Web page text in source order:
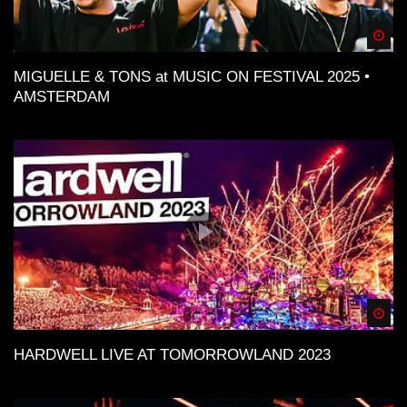
MIGUELLE & TONS at MUSIC ON FESTIVAL 2025 •
AMSTERDAM
HARDWELL LIVE AT TOMORROWLAND 2023